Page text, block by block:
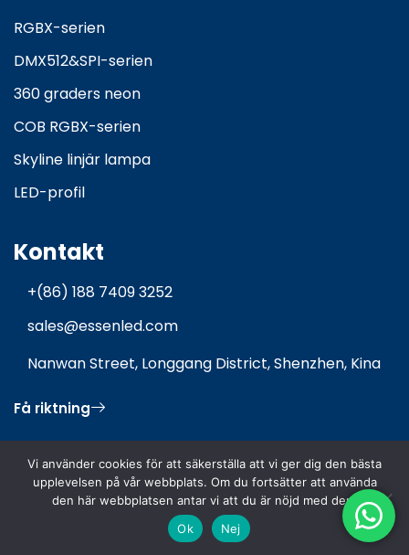
RGBX-serien
DMX512&SPI-serien
360 graders neon
COB RGBX-serien
Skyline linjär lampa
LED-profil
Kontakt
+(86) 188 7409 3252
sales@essenled.com
Nanwan Street, Longgang District, Shenzhen, Kina
Få riktning
Upphovsrätt © 2026 Essenled Lighting CO.,LTD
Vi använder cookies för att säkerställa att vi ger dig den bästa
upplevelsen på vår webbplats. Om du fortsätter att använda
den här webbplatsen antar vi att du är nöjd med den.
Ok
Nej